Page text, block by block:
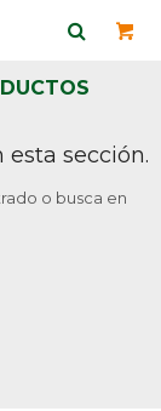
esta sección.
o busca en